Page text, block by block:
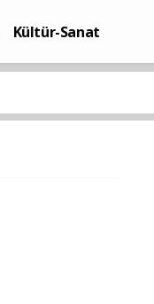
Kültür-Sanat